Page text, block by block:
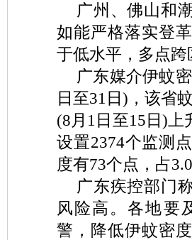
广州、佛山和
如能严格落实登
于低水平，多点
广东媒介伊蚊
日至31日)，该省
(8月1日至15日)
设置2374个监测
度有73个点，占
广东疾控部门
风险高。各地要
警，降低伊蚊密